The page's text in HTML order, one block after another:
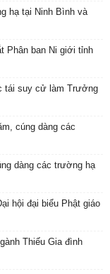
hạ tại Ninh Bình và
Phân ban Ni giới tỉnh
tái suy cử làm Trưởng
cúng dàng các
dàng các trường hạ
hội đại biểu Phật giáo
Thiếu Gia đình